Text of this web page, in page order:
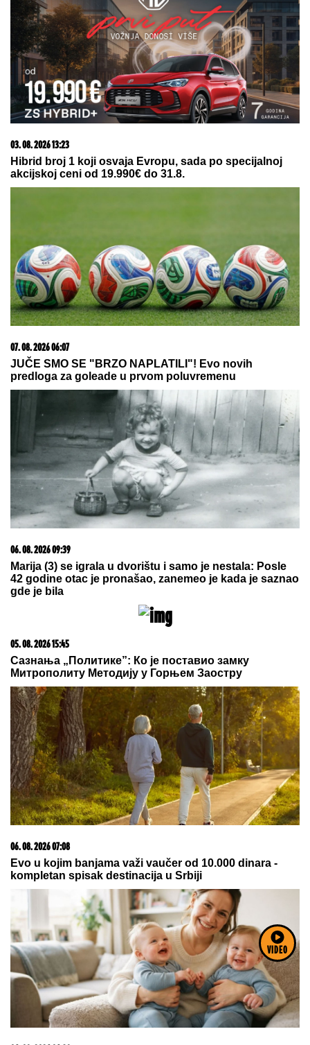
VIDEO
Komfor po meri klijenata: nova linija paketa ALTA
banke
Letnje večeri u gradu više nisu rezervisane za vikend:
Zašto sve više ljudi bira večeru koja se spontano
REGISTRUJ SE UZ PROMO KOD CASINO Preuzmi
1500 BESPLATNIH SPINOVA
Hibrid broj 1 koji osvaja Evropu, sada po specijalnoj
akcijskoj ceni od 19.990€ do 31.8.
07. 08. 2026 06:07
predloga za goleade u prvom poluvremenu
06. 08. 2026 09:39